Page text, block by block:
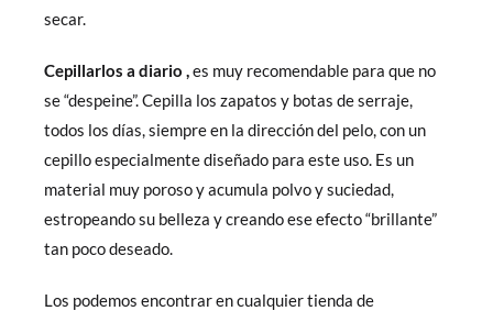
secar.
Cepillarlos a diario ,es muy recomendable para que no
se “despeine”. Cepilla los zapatos y botas de serraje,
todos los días, siempre en la dirección del pelo, con un
cepillo especialmente diseñado para este uso. Es un
material muy poroso y acumula polvo y suciedad,
estropeando su belleza y creando ese efecto “brillante”
tan poco deseado.
Los podemos encontrar en cualquier tienda de